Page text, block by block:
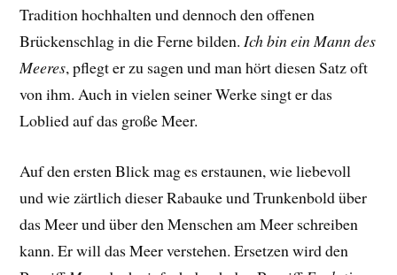
Tradition hochhalten und dennoch den offenen
Brückenschlag in die Ferne bilden.Ich bin ein Mann des
Meeres, pflegt er zu sagen und man hört diesen Satz oft
von ihm. Auch in vielen seiner Werke singt er das
Loblied auf das große Meer.
Auf den ersten Blick mag es erstaunen, wie liebevoll
und wie zärtlich dieser Rabauke und Trunkenbold über
das Meer und über den Menschen am Meer schreiben
kann. Er will das Meer verstehen. Ersetzen wird den